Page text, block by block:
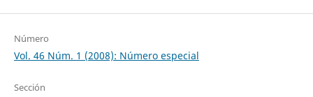
Número
Vol. 46 Núm. 1 (2008): Número especial
Sección